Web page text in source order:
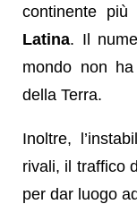
continente più
Latina. Il
mondo non
della Terra.
Inoltre,
rivali, il traffico
per dar luogo